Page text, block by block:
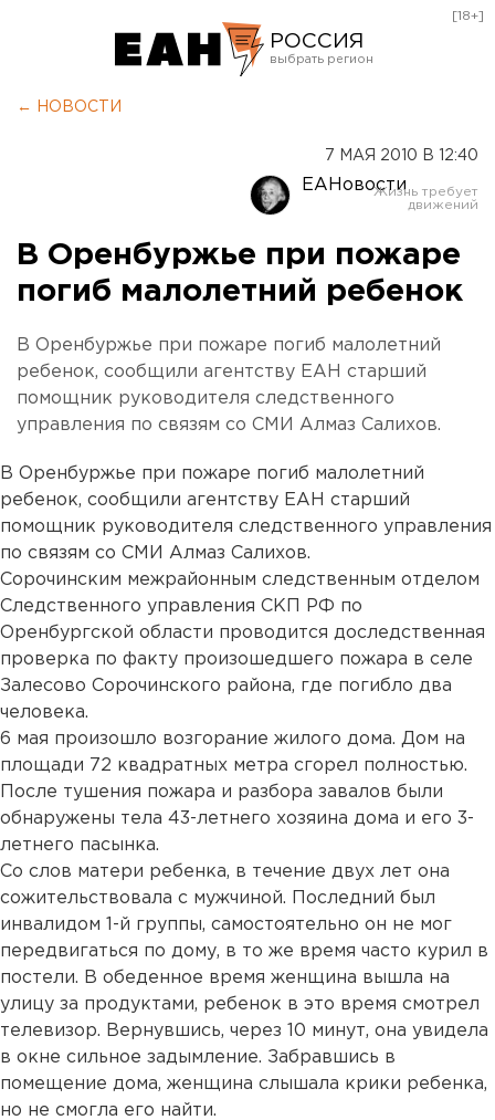
РОССИЯ
Оренбург
[18+]
← НОВОСТИ
7 МАЯ 2010 В 12:40
ЕАНовости
В Оренбуржье при пожаре
погиб малолетний ребенок
В Оренбуржье при пожаре погиб малолетний
ребенок, сообщили агентству ЕАН старший
помощник руководителя следственного
управления по связям со СМИ Алмаз Салихов.
В Оренбуржье при пожаре погиб малолетний
ребенок, сообщили агентству ЕАН старший
помощник руководителя следственного управления
по связям со СМИ Алмаз Салихов.
Сорочинским межрайонным следственным отделом
Следственного управления СКП РФ по
Оренбургской области проводится доследственная
проверка по факту произошедшего пожара в селе
Залесово Сорочинского района, где погибло два
человека.
6 мая произошло возгорание жилого дома. Дом на
площади 72 квадратных метра сгорел полностью.
После тушения пожара и разбора завалов были
обнаружены тела 43-летнего хозяина дома и его 3-
летнего пасынка.
Со слов матери ребенка, в течение двух лет она
сожительствовала с мужчиной. Последний был
инвалидом 1-й группы, самостоятельно он не мог
передвигаться по дому, в то же время часто курил в
постели. В обеденное время женщина вышла на
улицу за продуктами, ребенок в это время смотрел
телевизор. Вернувшись, через 10 минут, она увидела
в окне сильное задымление. Забравшись в
помещение дома, женщина слышала крики ребенка,
но не смогла его найти.